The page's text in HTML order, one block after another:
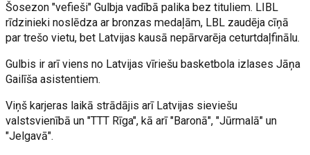
Šosezon "vefieši" Gulbja vadībā palika bez tituliem. LIBL
rīdzinieki noslēdza ar bronzas medaļām, LBL zaudēja cīņā
par trešo vietu, bet Latvijas kausā nepārvarēja ceturtdaļfinālu.
Gulbis ir arī viens no Latvijas vīriešu basketbola izlases Jāņa
Gailīša asistentiem.
Viņš karjeras laikā strādājis arī Latvijas sieviešu
valstsvienībā un "TTT Rīga", kā arī "Baronā", "Jūrmalā" un
"Jelgavā".